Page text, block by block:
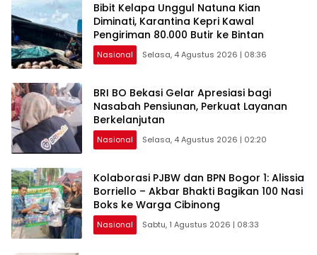
Bibit Kelapa Unggul Natuna Kian
Diminati, Karantina Kepri Kawal
Pengiriman 80.000 Butir ke Bintan
Nasional Selasa, 4 Agustus 2026 | 08:36
BRI BO Bekasi Gelar Apresiasi bagi
Nasabah Pensiunan, Perkuat Layanan
Berkelanjutan
Nasional Selasa, 4 Agustus 2026 | 02:20
Kolaborasi PJBW dan BPN Bogor 1: Alissia
Borriello – Akbar Bhakti Bagikan 100 Nasi
Boks ke Warga Cibinong
Nasional Sabtu, 1 Agustus 2026 | 08:33